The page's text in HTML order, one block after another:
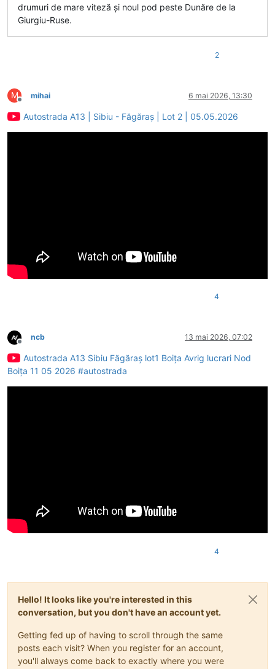
drumuri de mare viteză și noul pod peste Dunăre de la
Giurgiu-Ruse.
2
M
Deconectat
mihai 6 mai 2026, 13:30
Autostrada A13 | Sibiu - Făgăraș | Lot 2 | 05.05.2026
4
Deconectat
ncb 13 mai 2026, 07:02
Autostrada A13 Sibiu Făgăraș lot1 Boița Avrig lucrari Nod
Boița 11 05 2026 #autostrada
4
Hello! It looks like you're interested in this
conversation, but you don't have an account yet.
Getting fed up of having to scroll through the same
posts each visit? When you register for an account,
you'll always come back to exactly where you were